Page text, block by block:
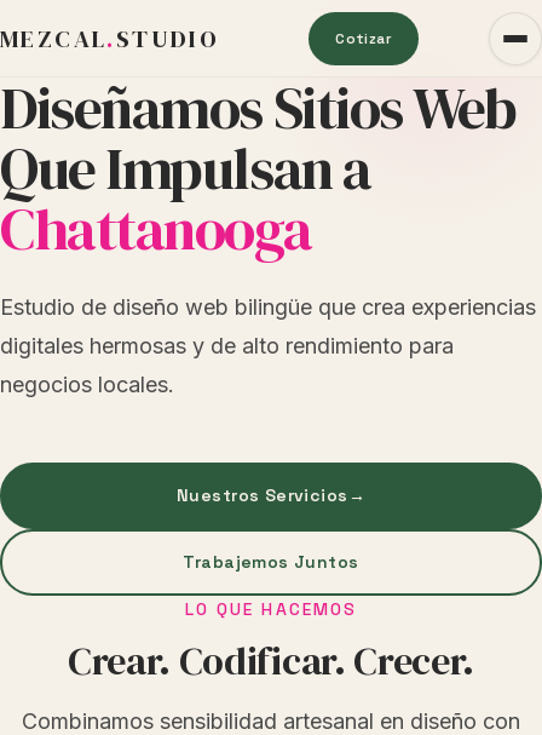
MEZCAL.STUDIO Cotizar
Diseñamos Sitios Web
Que Impulsan a
Chattanooga
Estudio de diseño web bilingüe que crea experiencias
digitales hermosas y de alto rendimiento para
negocios locales.
Nuestros Servicios →
Trabajemos Juntos
LO QUE HACEMOS
Crear. Codificar. Crecer.
Combinamos sensibilidad artesanal en diseño con